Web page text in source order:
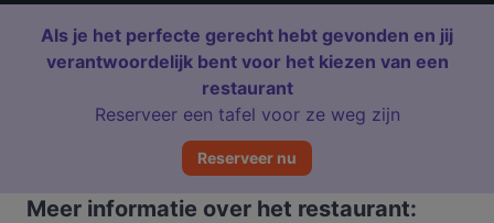
Als je het perfecte gerecht hebt gevonden en jij
verantwoordelijk bent voor het kiezen van een
restaurant
Reserveer een tafel voor ze weg zijn
Reserveer nu
Meer informatie over het restaurant: